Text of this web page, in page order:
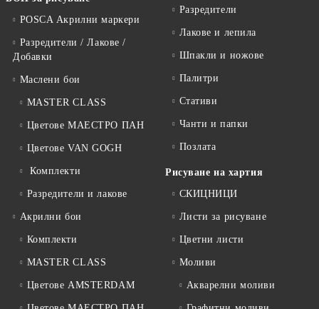
POSCA Акрилни маркери
Разредители / Лакове /
Добавки
Маслени бои
MASTER CLASS
Цветове МАЕСТРО ПАН
Цветове VAN GOGH
Комплекти
Разредители и лакове
Акрилни бои
Комплекти
MASTER CLASS
Цветове AMSTERDAM
Разредители
Лакове и лепила
Шпакли и ножове
Палитри
Стативи
Чанти и папки
Позлата
Рисуване на хартия
СКИЦНИЦИ
Листи за рисуване
Цветни листи
Моливи
Акварелни моливи